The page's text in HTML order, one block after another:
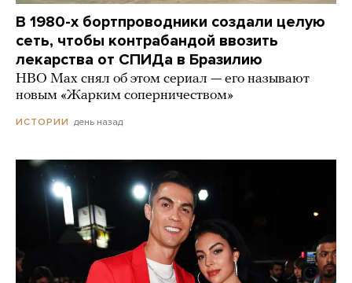
В 1980-х бортпроводники создали целую
сеть, чтобы контрабандой ввозить
лекарства от СПИДа в Бразилию
HBO Max снял об этом сериал — его называют
новым «Жарким соперничеством»
ИСТОРИИ день назад